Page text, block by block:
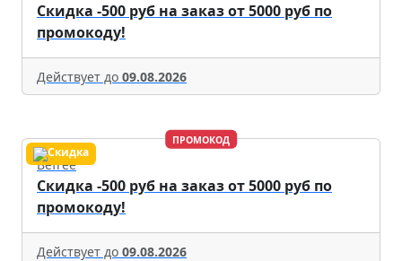
Скидка -500 руб на заказ от 5000 руб по
промокоду!
Действует до 09.08.2026
ПРОМОКОД
Befree
Скидка -500 руб на заказ от 5000 руб по
промокоду!
Действует до 09.08.2026